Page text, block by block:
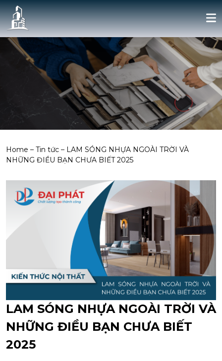
Home – Tin tức – LAM SÓNG NHỰA NGOÀI TRỜI VÀ
NHỮNG ĐIỀU BẠN CHƯA BIẾT 2025
LAM SÓNG NHỰA NGOÀI TRỜI VÀ
NHỮNG ĐIỀU BẠN CHƯA BIẾT
2025